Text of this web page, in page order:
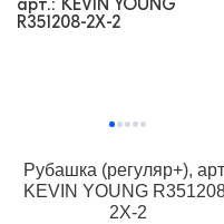
Рубашка (регуляр+),
KEVIN YOUNG
2Х-2